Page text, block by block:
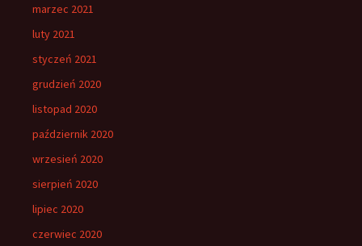
marzec 2021
luty 2021
styczeń 2021
grudzień 2020
listopad 2020
październik 2020
wrzesień 2020
sierpień 2020
lipiec 2020
czerwiec 2020